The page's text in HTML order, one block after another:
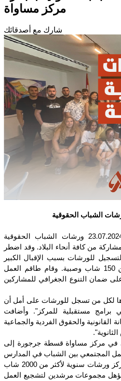
مركز مساواة
شارك مع أصدقائك
الشباب الحقوقية
يفتتح مركز مساواة الثلاثاء 23.07.2024 ورشات الشباب الحقوقية
70 مشارك ومشاركة من كافة أنحاء البلاد. وقد اضطر
للورشات بسبب الإقبال الكبير
حيث تسجل للورشات أكثر من 150 شاب وصبية. وقام طاقم العمل
ضمان التنوع الجغرافي للمشاركين
لكل من تسجل للورشات على أمل أن
برامج مستقبلية للمركز". وأضافت
والحقوق الفردية والجماعية
في مركز مساواة قسطة جرجورة إلى
المجتمعي بين الشباب في المدارس
والنوادي، حيث يقدم طاقم المركز ورشات سنوية لأكثر من 2000 شاب
مجموعات مرشدين لتشجيع العمل